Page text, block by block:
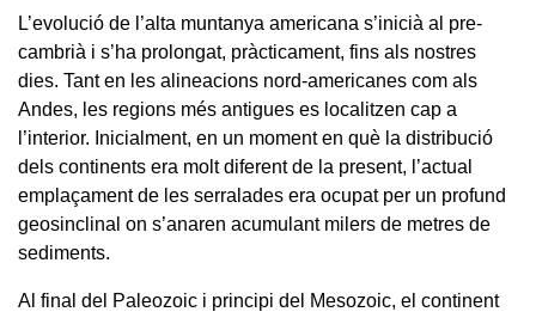
L’evolució de l’alta muntanya americana s’inicià al pre-
cambrià i s’ha prolongat, pràcticament, fins als nostres
dies. Tant en les alineacions nord-americanes com als
Andes, les regions més antigues es localitzen cap a
l’interior. Inicialment, en un moment en què la distribució
dels continents era molt diferent de la present, l’actual
emplaçament de les serralades era ocupat per un profund
geosinclinal on s’anaren acumulant milers de metres de
sediments.
Al final del Paleozoic i principi del Mesozoic, el continent